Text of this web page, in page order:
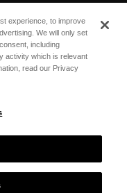
experience, to improve
We will only set
including
activity which is relevant
read our Privacy